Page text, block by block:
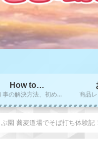
How to…
困り事の解決方法、初めての方にお勧めのやり方、秘訣をご紹介！！
園 蕎麦道場でそば打ち体験記